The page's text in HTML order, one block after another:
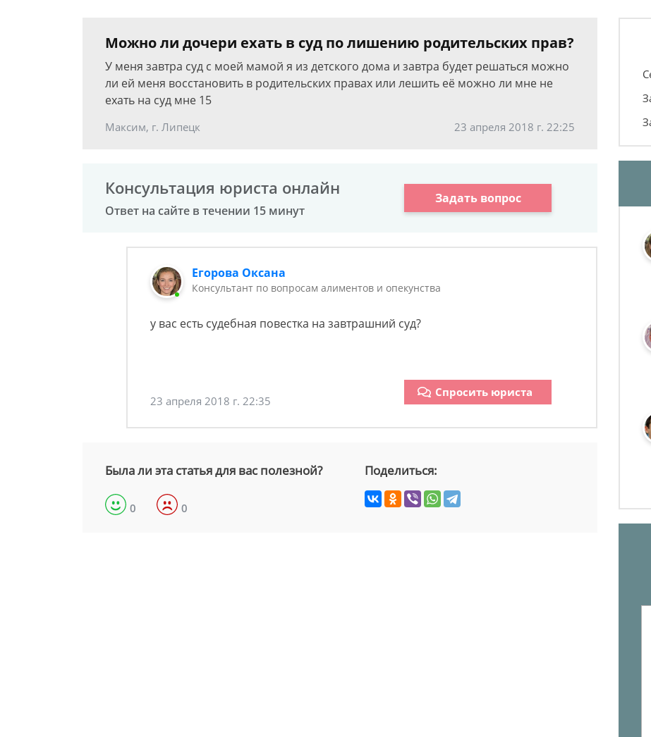
Можно ли дочери ехать в суд по лишению родительских прав?
У меня завтра суд с моей мамой я из детского дома и завтра будет решаться можно
ли ей меня восстановить в родительских правах или лешить её можно ли мне не
ехать на суд мне 15
Максим, г. Липецк 23 апреля 2018 г. 22:25
Консультация юриста онлайн
Ответ на сайте в течении 15 минут
Задать вопрос
Егорова Оксана
Консультант по вопросам алиментов и опекунства
у вас есть судебная повестка на завтрашний суд?
23 апреля 2018 г. 22:35
Спросить юриста
Была ли эта статья для вас полезной?
0 0
Поделиться: